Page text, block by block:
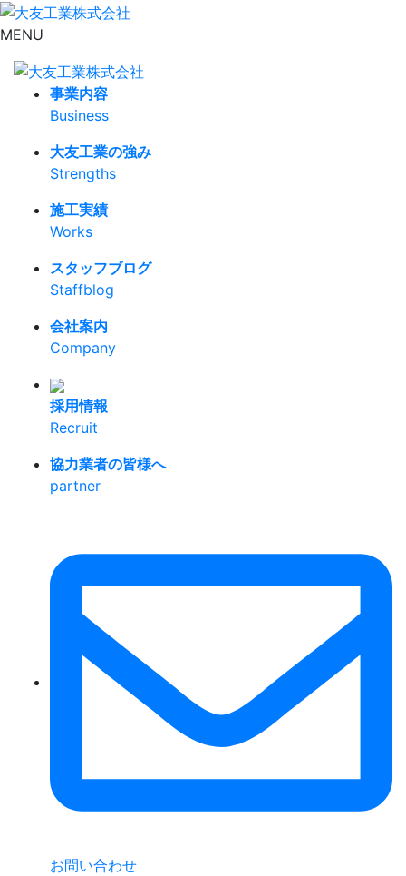
MENU
事業内容
Business
大友工業の強み
Strengths
施工実績
Works
スタッフブログ
Staffblog
会社案内
Company
採用情報
Recruit
協力業者の皆様へ
partner
お問い合わせ